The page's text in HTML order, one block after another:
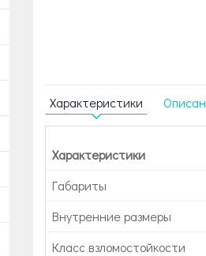
Характеристики
Характеристики
Габариты
Внутренние размеры
Класс взломостойкости